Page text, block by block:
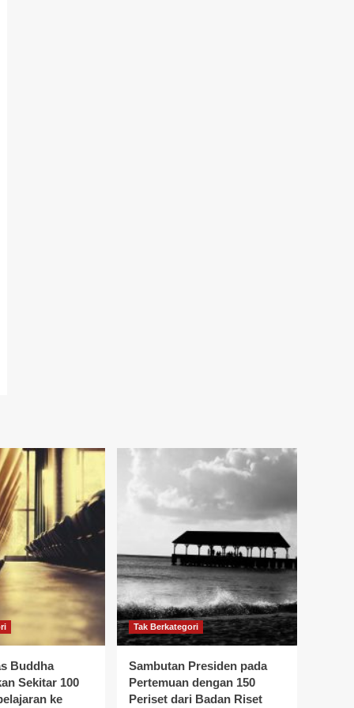
Buddha
Sekitar 100
ke
Tak Berkategori
Sambutan Presiden pada
Pertemuan dengan 150
Periset dari Badan Riset